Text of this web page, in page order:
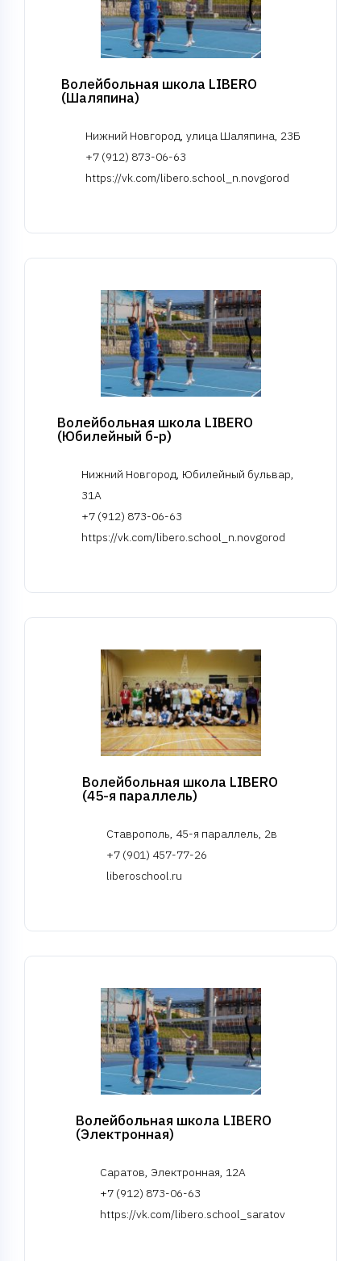
Волейбольная школа LIBERO
(Шаляпина)
Нижний Новгород, улица Шаляпина, 23Б
+7 (912) 873-06-63
https://vk.com/libero.school_n.novgorod
Волейбольная школа LIBERO
(Юбилейный б-р)
Нижний Новгород, Юбилейный бульвар,
31А
+7 (912) 873-06-63
https://vk.com/libero.school_n.novgorod
Волейбольная школа LIBERO
(45-я параллель)
Ставрополь, 45-я параллель, 2в
+7 (901) 457-77-26
liberoschool.ru
Волейбольная школа LIBERO
(Электронная)
Саратов, Электронная, 12А
+7 (912) 873-06-63
https://vk.com/libero.school_saratov